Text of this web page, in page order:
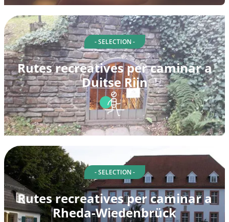
- SELECTION -
Rutes recreatives per caminar a
Duitse Rijn
- SELECTION -
Rutes recreatives per caminar a
Rheda-Wiedenbrück